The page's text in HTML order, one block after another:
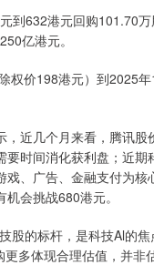
到632港元回购101.70
亿港元。
权价198港元）到2025
近几个月来看，腾讯
时间消化获利盘；近
、广告、金融支付为
会挑战680港元。
股的标杆，是科技Al的
多体现合理估值，并